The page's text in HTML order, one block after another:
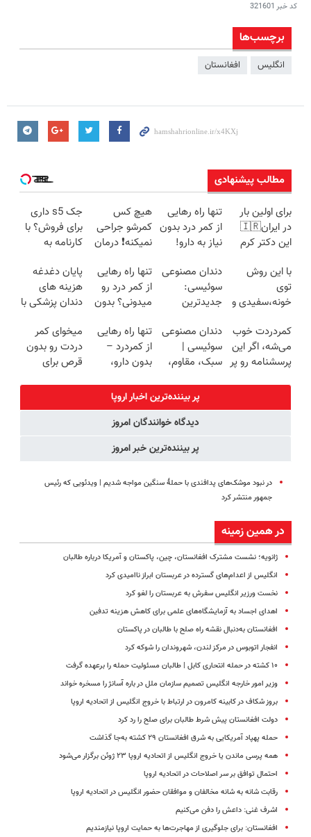
کد خبر 321601
برچسب‌ها
انگلیس افغانستان
مطالب پیشنهادی
برای اولین بار
در ایران🇮🇷
این دکتر کرم
روزه ساخت!
تنها راه رهایی
از کمر درد بدون
نیاز به دارو!
هیچ کس
کمرشو جراحی
نمیکنه❗ درمان
قرص
(پرسشنامه)
جک s5 داری
برای فروش؟ با
کارنامه به
بفروش!
با این روش
توی
خونه،سفیدی و
برگردون
(40%off)
دندان مصنوعی
سوئیسی:
جدیدترین
سبک و مقاوم |
پرداخت قسطی
تنها راه رهایی
از کمر درد رو
میدونی؟ بدون
(◂پرسش‌نامه)
پایان دغدغه
هزینه های
دندان پزشکی با
کننده خانگی
کمردردت خوب
می‌شه، اگر این
پرسشنامه رو پر
دندان مصنوعی
سوئیسی |
سبک، مقاوم،
رایگان+پرداخت
اقساطی😍
تنها راه رهایی
از کمردرد –
بدون دارو،
«فرم پر کن»
میخوای کمر
دردت رو بدون
قرص برای
(◂پرسش‌نامه
پر بیننده‌ترین اخبار اروپا
دیدگاه خوانندگان امروز
پر بیننده‌ترین خبر امروز
در نبود موشک‌های پدافندی با حملهٔ سنگین مواجه شدیم | ویدئویی که رئیس
جمهور منتشر کرد
در همین زمینه
ژانویه؛ نشست مشترک افغانستان، چین، پاکستان و آمریکا درباره طالبان
انگلیس از اعدام‌های گسترده در عربستان ابراز ناامیدی کرد
نخست ورزیر انگلیس سفرش به عربستان را لغو کرد
اهدای اجساد به آزمایشگاه‌های علمی برای کاهش هزینه تدفین
افغانستان به‌دنبال نقشه راه صلح با طالبان در پاکستان
انفجار اتوبوس در مرکز لندن، شهروندان را شوکه کرد
۱۰ کشته در حمله انتحاری کابل | طالبان مسئولیت حمله را برعهده گرفت
وزیر امور خارجه انگلیس تصمیم سازمان ملل در باره آسانژ را مسخره خواند
بروز شکاف در کابینه کامرون در ارتباط با خروج انگلیس از اتحادیه اروپا
دولت افغانستان پیش شرط طالبان برای صلح را رد کرد
حمله پهپاد آمریکایی به شرق افغانستان ۲۹ کشته به‌جا گذاشت
همه پرسی ماندن یا خروج انگلیس از اتحادیه اروپا ۲۳ ژوئن برگزار می‌شود
احتمال توافق بر سر اصلاحات در اتحادیه اروپا
رقابت شانه به شانه مخالفان و موافقان حضور انگلیس در اتحادیه اروپا
اشرف غنی: داعش را دفن می‌کنیم
افغانستان: برای جلوگیری از مهاجرت‌ها به حمایت اروپا نیازمندیم